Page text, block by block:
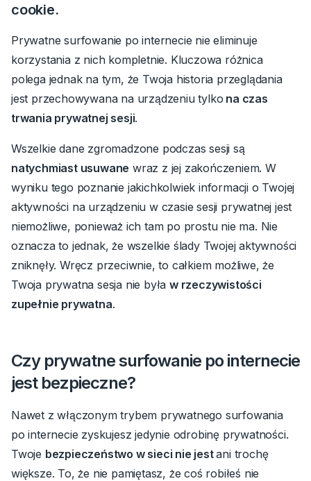
cookie.
Prywatne surfowanie po internecie nie eliminuje
korzystania z nich kompletnie. Kluczowa różnica
polega jednak na tym, że Twoja historia przeglądania
jest przechowywana na urządzeniu tylko na czas
trwania prywatnej sesji.
Wszelkie dane zgromadzone podczas sesji są
natychmiast usuwane wraz z jej zakończeniem. W
wyniku tego poznanie jakichkolwiek informacji o Twojej
aktywności na urządzeniu w czasie sesji prywatnej jest
niemożliwe, ponieważ ich tam po prostu nie ma. Nie
oznacza to jednak, że wszelkie ślady Twojej aktywności
zniknęły. Wręcz przeciwnie, to całkiem możliwe, że
Twoja prywatna sesja nie byław rzeczywistości
zupełnie prywatna.
Czy prywatne surfowanie po internecie
jest bezpieczne?
Nawet z włączonymtrybem prywatnego surfowania
po internecie zyskujesz jedynie odrobinę prywatności.
Twoje bezpieczeństwo w sieci nie jestani trochę
większe. To, że nie pamiętasz, że coś robiłeś nie